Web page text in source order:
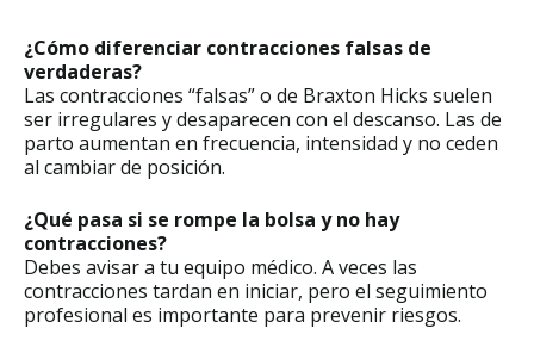
¿Cómo diferenciar contracciones falsas de
verdaderas?
Las contracciones “falsas” o de Braxton Hicks suelen
ser irregulares y desaparecen con el descanso. Las de
parto aumentan en frecuencia, intensidad y no ceden
al cambiar de posición.
¿Qué pasa si se rompe la bolsa y no hay
contracciones?
Debes avisar a tu equipo médico. A veces las
contracciones tardan en iniciar, pero el seguimiento
profesional es importante para prevenir riesgos.